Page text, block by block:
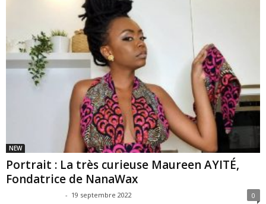
NEW
Portrait : La très curieuse Maureen AYITÉ,
Fondatrice de NanaWax
- 19 septembre 2022 0